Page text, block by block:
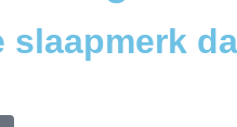
slaapmerk